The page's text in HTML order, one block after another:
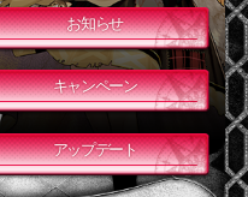
お知らせ
キャンペーン
アップデート